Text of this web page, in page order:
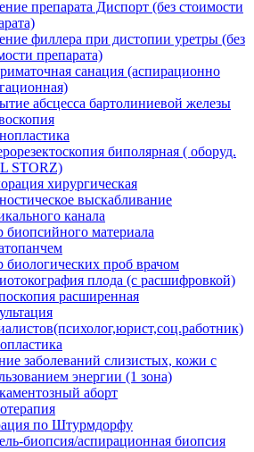
препарата Диспорт (без стоимости
филлера при дистопии уретры (без
препарата)
санация (аспирационно
абсцесса бартолиниевой железы
биполярная ( оборуд.
STORZ)
хирургическая
выскабливание
канала
биопсийного материала
биологических проб врачом
плода (с расшифровкой)
расширенная
заболеваний слизистых, кожи с
энергии (1 зона)
аборт
по Штурмдорфу
биопсия/аспирационная биопсия